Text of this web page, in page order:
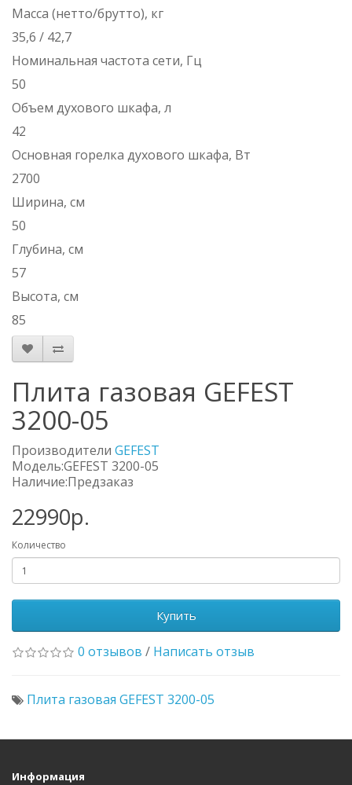
Масса (нетто/брутто), кг
35,6 / 42,7
Номинальная частота сети, Гц
50
Объем духового шкафа, л
42
Основная горелка духового шкафа, Вт
2700
Ширина, см
50
Глубина, см
57
Высота, см
85
Плита газовая GEFEST
3200-05
Производители GEFEST
Модель:GEFEST 3200-05
Наличие:Предзаказ
22990р.
Количество
Купить
0 отзывов / Написать отзыв
Плита газовая GEFEST 3200-05
Информация